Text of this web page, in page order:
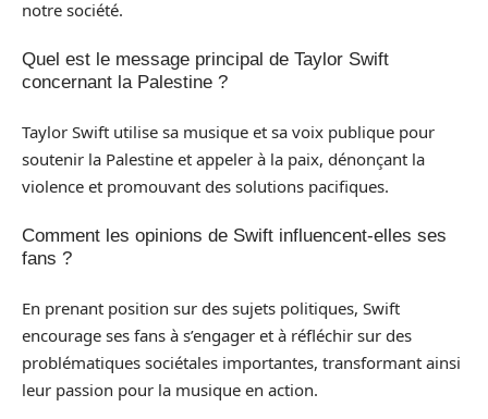
notre société.
Quel est le message principal de Taylor Swift
concernant la Palestine ?
Taylor Swift utilise sa musique et sa voix publique pour
soutenir la Palestine et appeler à la paix, dénonçant la
violence et promouvant des solutions pacifiques.
Comment les opinions de Swift influencent-elles ses
fans ?
En prenant position sur des sujets politiques, Swift
encourage ses fans à s’engager et à réfléchir sur des
problématiques sociétales importantes, transformant ainsi
leur passion pour la musique en action.